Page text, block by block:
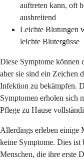
auftreten kann, oft
ausbreitend
Leichte Blutungen
leichte Blutergüsse
Diese Symptome können
aber sie sind ein Zeichen
Infektion zu bekämpfen.
Symptomen erholen sich
Pflege zu Hause
Allerdings erleben einige
keine Symptome. Dies ist
Menschen, die ihre erste